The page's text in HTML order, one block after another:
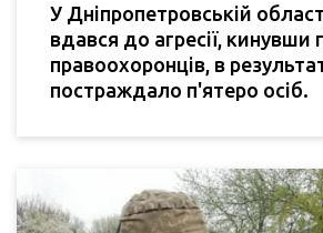
У Дніпропетровській
вдався до агресії, кинувши
правоохоронців, в
постраждало п'ятеро осіб.